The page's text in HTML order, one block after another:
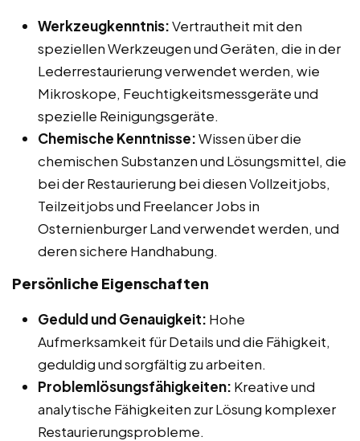
Werkzeugkenntnis:Vertrautheit mit den
speziellen Werkzeugen und Geräten, die in der
Lederrestaurierung verwendet werden, wie
Mikroskope, Feuchtigkeitsmessgeräte und
spezielle Reinigungsgeräte.
Chemische Kenntnisse:Wissen über die
chemischen Substanzen und Lösungsmittel, die
bei der Restaurierung bei diesen Vollzeitjobs,
Teilzeitjobs und Freelancer Jobs in
Osternienburger Land verwendet werden, und
deren sichere Handhabung.
Persönliche Eigenschaften
Geduld und Genauigkeit: Hohe
Aufmerksamkeit für Details und die Fähigkeit,
geduldig und sorgfältig zu arbeiten.
Problemlösungsfähigkeiten: Kreative und
analytische Fähigkeiten zur Lösung komplexer
Restaurierungsprobleme.